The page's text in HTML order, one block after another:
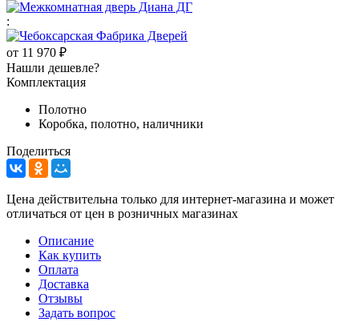
:
от 11 970 ₽
Нашли дешевле?
Комплектация
Полотно
Коробка, полотно, наличники
Поделиться
Цена действительна только для интернет-магазина и может
отличаться от цен в розничных магазинах
Описание
Как купить
Оплата
Доставка
Отзывы
Задать вопрос